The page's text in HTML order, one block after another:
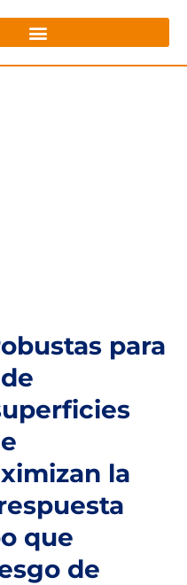
para
la
que
de